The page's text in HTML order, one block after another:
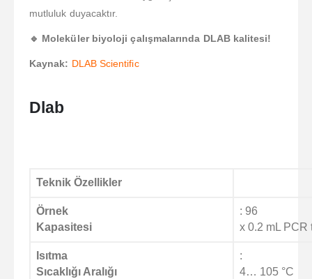
mutluluk duyacaktır.
🔹 Moleküler biyoloji çalışmalarında DLAB kalitesi!
Kaynak: DLAB Scientific
Dlab
Teknik Özellikler
Örnek
Kapasitesi
: 96
x 0.2 mL PCR
Isıtma
Sıcaklığı Aralığı
:
4… 105 °C